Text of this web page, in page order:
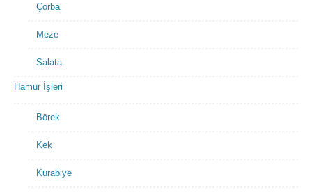
Çorba
Meze
Salata
Hamur İşleri
Börek
Kek
Kurabiye